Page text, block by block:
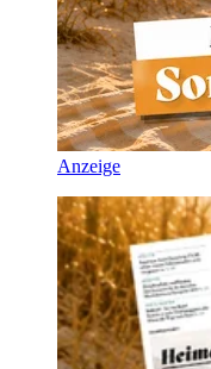
Anzeige